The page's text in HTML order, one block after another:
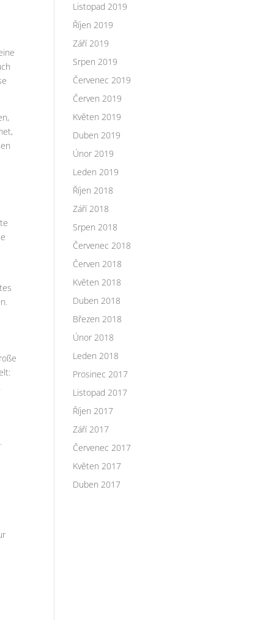
Listopad 2019
Říjen 2019
Září 2019
Srpen 2019
Červenec 2019
Červen 2019
Květen 2019
Duben 2019
Únor 2019
Leden 2019
Říjen 2018
Září 2018
Srpen 2018
Červenec 2018
Červen 2018
Květen 2018
Duben 2018
Březen 2018
Únor 2018
Leden 2018
Prosinec 2017
Listopad 2017
Říjen 2017
Září 2017
Červenec 2017
Květen 2017
Duben 2017